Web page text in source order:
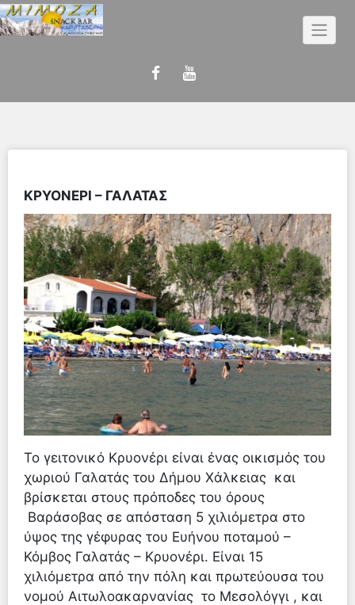
Skip
to
ΚΡΥΟΝΕΡΙ – ΓΑΛΑΤΑΣ
Το γειτονικό Κρυονέρι είναι ένας οικισμός του
χωριού Γαλατάς του Δήμου Χάλκειας και
βρίσκεται στους πρόποδες του όρους
Βαράσοβας σε απόσταση 5 χιλιόμετρα στο
ύψος της γέφυρας του Ευήνου ποταμού –
Κόμβος Γαλατάς – Κρυονέρι. Είναι 15
χιλιόμετρα από την πόλη και πρωτεύουσα του
νομού Αιτωλοακαρνανίας το Μεσολόγγι , και